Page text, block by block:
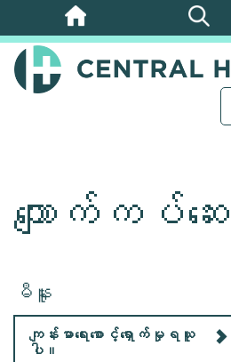
အဓိက
အကြောင်းအရာ
သို့
ကျောက်ကပ်ဆေး
မီနူး
ကျန်းမာရေးစောင့်ရှောက်မှုရယူ
ပါ။